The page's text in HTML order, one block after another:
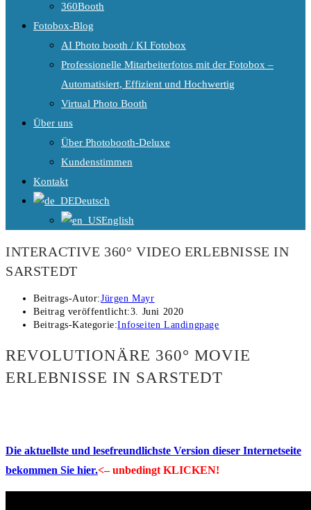
360Booth
Fotobox-Blog
AI Photo booth / KI Fotobox
Professionelle Mitarbeiterfotos mit der Fotobox –
Automatisiert, Effizient und Hochwertig
Virtual Photo Booth
Über uns
Über Photobooth-Deluxe
Kundenstimmen
Kontakt
Deutsch
English
INTERACTIVE 360° VIDEO ERLEBNISSE IN
SARSTEDT
Beitrags-Autor:Jürgen Mayr
Beitrag veröffentlicht:3. Juni 2020
Beitrags-Kategorie:Infoseiten Landingpage
REVOLUTIONÄRE 360° MOVIE
ERLEBNISSE IN SARSTEDT
Die aktuellste und lesefreundlichste Version dieser Internetseite
bekommen Sie hier.<– unbedingt KLICKEN!